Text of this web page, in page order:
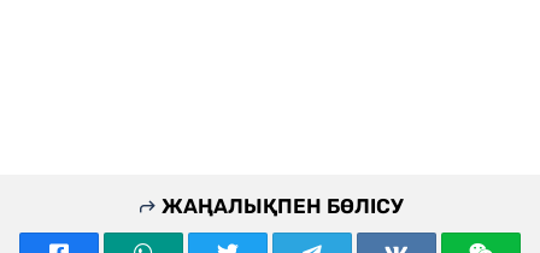
ЖАҢАЛЫҚПЕН БӨЛІСУ